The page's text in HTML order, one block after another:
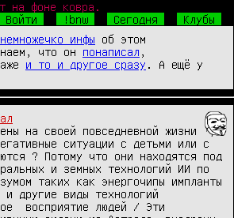
на фоне ковра.
Войти
!bnw Сегодня
Клубы
немножечко инфы об этом
что он понаписал
и то и другое сразу . А ещё у
на своей повседневной жизни
ситуации с детьми или с
? Потому что они находятся под
и земных технологий ИИ по
таких как энергочипы импланты
и другие виды технологий
восприятие людей / Эти